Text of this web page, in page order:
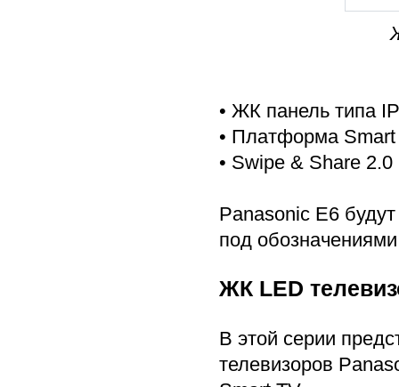
• ЖК панель типа
• Платформа
• Swipe & Share 2.0
Panasonic E6
под
ЖК LED
В этой серии
телевизоров